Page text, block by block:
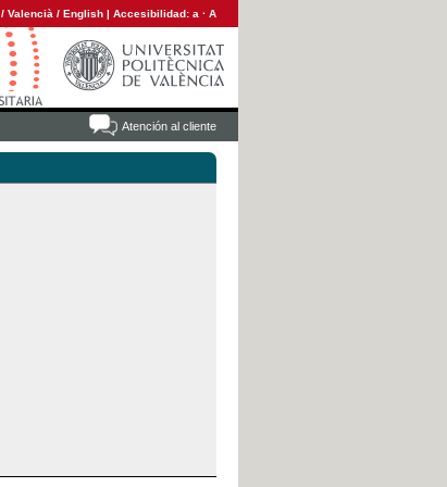
/ Valencià / English | Accesibilidad: a · A
Atención al cliente